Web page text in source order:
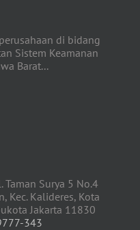
di bidang
Sistem Keamanan
Barat...
Taman Surya 5 No.4
Kec. Kalideres, Kota
Jakarta 11830
343